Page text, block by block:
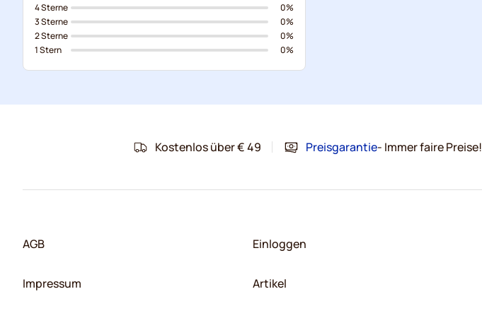
4 Sterne
3 Sterne
2 Sterne
1 Stern
0%
0%
0%
0%
Kostenlos über € 49 Preisgarantie- Immer faire Preise!
AGB
Impressum
Einloggen
Artikel